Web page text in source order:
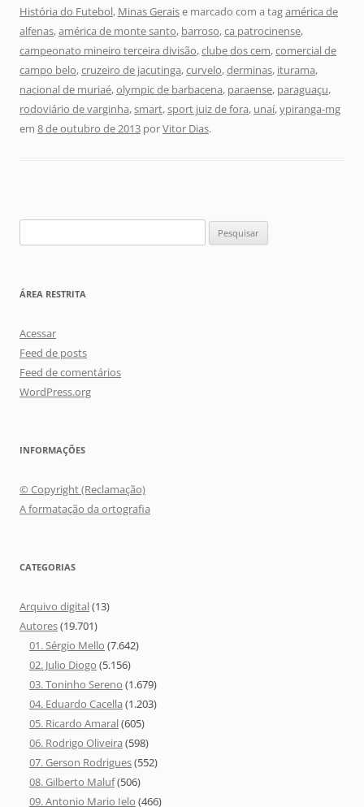
História do Futebol, Minas Geraise marcado com a tagamérica de
alfenas,américa de monte santo, barroso,ca patrocinense,
campeonato mineiro terceira divisão,clube dos cem,comercial de
campo belo,cruzeiro de jacutinga,curvelo,derminas, iturama,
nacional de muriaé,olympic de barbacena, paraense, paraguaçu,
rodoviário de varginha,smart,sport juiz de fora, unaí,ypiranga-mg
em 8 de outubro de 2013 porVitor Dias.
por:
ÁREA RESTRITA
Acessar
Feed de posts
Feed de comentários
WordPress.org
INFORMAÇÕES
© Copyright (Reclamação)
A formatação da ortografia
CATEGORIAS
Arquivo digital(13)
Autores(19.701)
01. Sérgio Mello (7.642)
02. Julio Diogo (5.156)
03. Toninho Sereno (1.679)
04. Eduardo Cacella (1.203)
05. Ricardo Amaral(605)
06. Rodrigo Oliveira (598)
07. Gerson Rodrigues(552)
08. Gilberto Maluf(506)
09. Antonio Mario Ielo (466)